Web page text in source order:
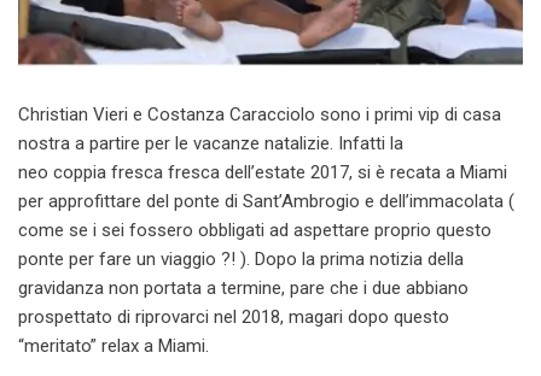
Christian Vieri e Costanza Caracciolo sono i primi vip di casa
nostra a partire per le vacanze natalizie. Infatti la
neo coppia fresca fresca dell’estate 2017, si è recata a Miami
per approfittare del ponte di Sant’Ambrogio e dell’immacolata (
come se i sei fossero obbligati ad aspettare proprio questo
ponte per fare un viaggio ?! ). Dopo la prima notizia della
gravidanza non portata a termine, pare che i due abbiano
prospettato di riprovarci nel 2018, magari dopo questo
“meritato” relax a Miami.